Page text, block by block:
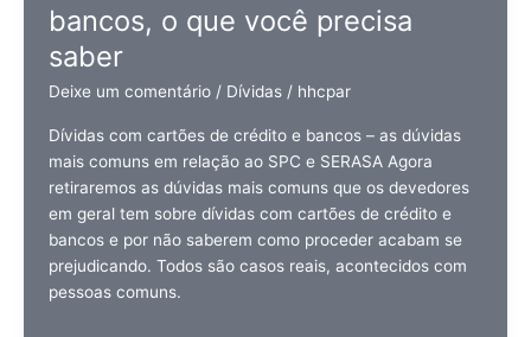
como
livrar
bancos, o que você precisa
saber
Deixe um comentário / Dívidas/ hhcpar
Dívidas com cartões de crédito e bancos – as dúvidas
mais comuns em relação ao SPC e SERASA Agora
retiraremos as dúvidas mais comuns que os devedores
em geral tem sobre dívidas com cartões de crédito e
bancos e por não saberem como proceder acabam se
prejudicando. Todos são casos reais, acontecidos com
pessoas comuns.